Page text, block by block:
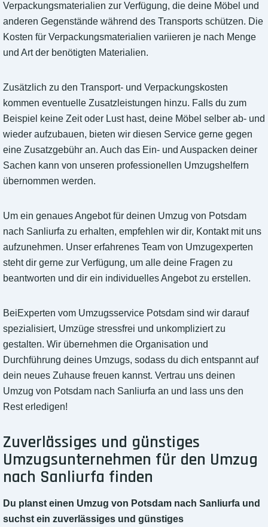
Verpackungsmaterialien zur Verfügung, die deine Möbel und
anderen Gegenstände während des Transports schützen. Die
Kosten für Verpackungsmaterialien variieren je nach Menge
und Art der benötigten Materialien.
Zusätzlich zu den Transport- und Verpackungskosten
kommen eventuelle Zusatzleistungen hinzu. Falls du zum
Beispiel keine Zeit oder Lust hast, deine Möbel selber ab- und
wieder aufzubauen, bieten wir diesen Service gerne gegen
eine Zusatzgebühr an. Auch das Ein- und Auspacken deiner
Sachen kann von unseren professionellen Umzugshelfern
übernommen werden.
Um ein genaues Angebot für deinen Umzug von Potsdam
nach Sanliurfa zu erhalten, empfehlen wir dir, Kontakt mit uns
aufzunehmen. Unser erfahrenes Team von Umzugexperten
steht dir gerne zur Verfügung, um alle deine Fragen zu
beantworten und dir ein individuelles Angebot zu erstellen.
BeiExperten vom Umzugsservice Potsdam sind wir darauf
spezialisiert, Umzüge stressfrei und unkompliziert zu
gestalten. Wir übernehmen die Organisation und
Durchführung deines Umzugs, sodass du dich entspannt auf
dein neues Zuhause freuen kannst. Vertrau uns deinen
Umzug von Potsdam nach Sanliurfa an und lass uns den
Rest erledigen!
Zuverlässiges und günstiges
Umzugsunternehmen für den Umzug
nach Sanliurfa finden
Du planst einen Umzug von Potsdam nach Sanliurfa und
suchst ein zuverlässiges und günstiges